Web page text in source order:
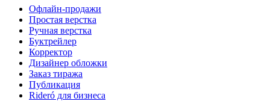
Офлайн-продажи
Простая верстка
Ручная верстка
Буктрейлер
Корректор
Дизайнер обложки
Заказ тиража
Публикация
Rideró для бизнеса